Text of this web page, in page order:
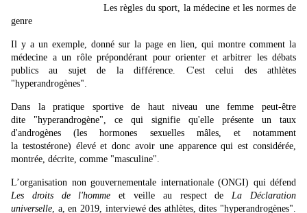
Les règles du sport, la médecine et les normes de
genre
Il y a un exemple, donné sur la page en lien, qui montre comment la
médecine a un rôle prépondérant pour orienter et arbitrer les débats
publics au sujet de la différence. C'est celui des athlètes
"hyperandrogènes".
Dans la pratique sportive de haut niveau une femme peut-être
dite "hyperandrogène", ce qui signifie qu'elle présente un taux
d'androgènes (les hormones sexuelles mâles, et notamment
la testostérone) élevé et donc avoir une apparence qui est considérée,
montrée, décrite, comme "masculine".
L’organisation non gouvernementale internationale (ONGI) qui défend
Les droits de l'homme et veille au respect deLa Déclaration
universelle, a, en 2019, interviewé des athlètes, dites "hyperandrogènes".